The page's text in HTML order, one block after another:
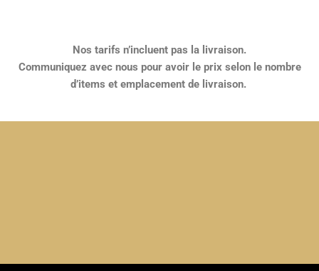
Nos tarifs n’incluent pas la livraison.
Communiquez avec nous pour avoir le prix selon le nombre
d’items et emplacement de livraison.